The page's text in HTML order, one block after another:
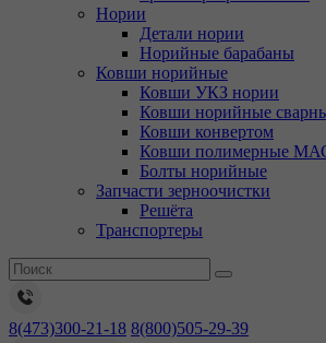
Нории
Детали нории
Норийные барабаны
Ковши норийные
Ковши УКЗ нории
Ковши норийные
Ковши конвертом
Ковши полимерные
Болты норийные
Запчасти зерноочистки
Решёта
Транспортеры
8(473)300-21-18 8(800)505-29-39